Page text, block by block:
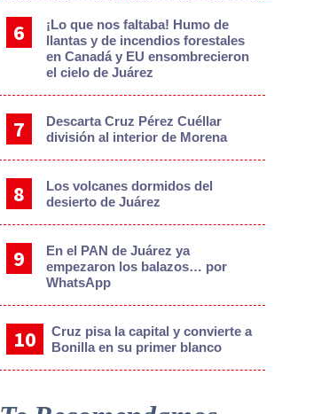
¡Lo que nos faltaba! Humo de
llantas y de incendios forestales
en Canadá y EU ensombrecieron
el cielo de Juárez
Descarta Cruz Pérez Cuéllar
división al interior de Morena
Los volcanes dormidos del
desierto de Juárez
En el PAN de Juárez ya
empezaron los balazos… por
WhatsApp
Cruz pisa la capital y convierte a
Bonilla en su primer blanco